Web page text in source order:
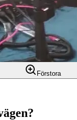
Förstora